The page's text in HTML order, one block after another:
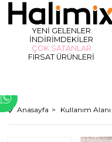
YENİ GELENLER
İNDİRİMDEKİLER
ÇOK SATANLAR
FIRSAT ÜRÜNLERİ
Anasayfa Kullanım Alanı